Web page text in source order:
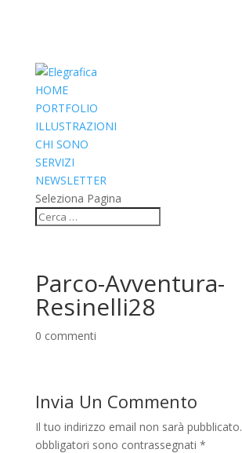
HOME
PORTFOLIO
ILLUSTRAZIONI
CHI SONO
SERVIZI
NEWSLETTER
Seleziona Pagina
Parco-Avventura-
Resinelli28
0 commenti
Invia Un Commento
Il tuo indirizzo email non sarà pubblicato.
obbligatori sono contrassegnati *